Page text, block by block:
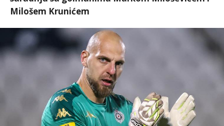
Milošem Krunićem